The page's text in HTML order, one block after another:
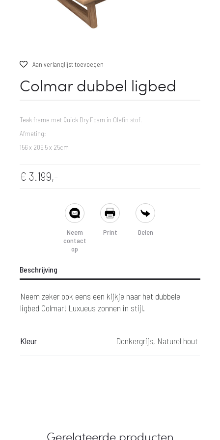
Aan verlanglijst toevoegen
Colmar dubbel ligbed
Teak frame met Quick Dry Foam in Olefin stof.
Afmeting:
156 x 206,5 x 25cm
€ 3.199,-
Neem
contact
op
Print Delen
Beschrijving
Neem zeker ook eens een kijkje naar het dubbele
ligbed Colmar! Luxueus zonnen in stijl.
Kleur Donkergrijs, Naturel hout
Gerelateerde producten